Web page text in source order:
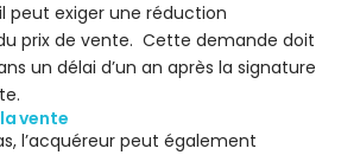
peut exiger une réduction
prix de vente. Cette demande doit
un délai d’un an après la signature
vente
l’acquéreur peut également